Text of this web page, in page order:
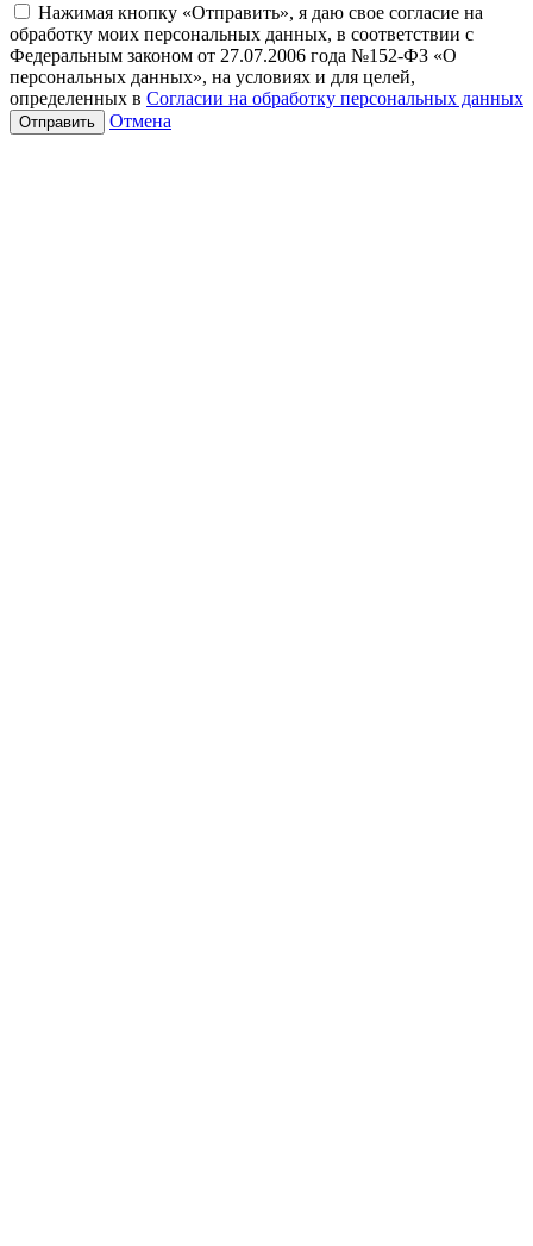
Нажимая кнопку «Отправить», я даю свое согласие на
обработку моих персональных данных, в соответствии с
Федеральным законом от 27.07.2006 года №152-ФЗ «О
персональных данных», на условиях и для целей,
определенных в Согласии на обработку персональных данных
Отмена